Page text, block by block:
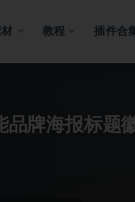
教程 插件合
品牌海报标题